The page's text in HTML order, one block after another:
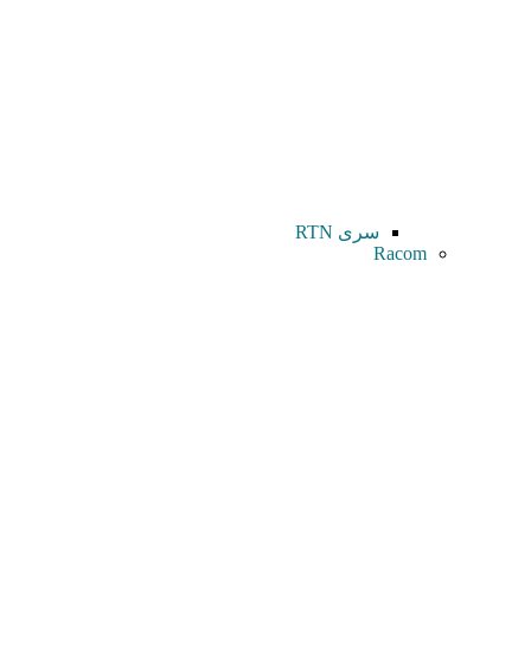
سری RTN
Racom